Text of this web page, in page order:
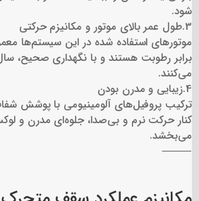
شود.
3.طول عمر بالای موتور و مکانیزم حرکتی
موتورهای استفاده شده در این سیستم‌ها
برابر رطوبت هستند و با نگهداری صحیح،
می‌کنند.
4.زیبایی و مدرن بودن
ترکیب پروفیل‌های آلومینیومی با پوشش
کنار حرکت نرم و بی‌صدا، جلوه‌ای مدرن و
می‌بخشد.
⸻